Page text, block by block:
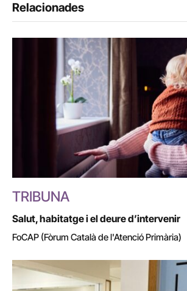
Relacionades
TRIBUNA
Salut, habitatge i el deure d’intervenir
FoCAP (Fòrum Català de l'Atenció Primària)